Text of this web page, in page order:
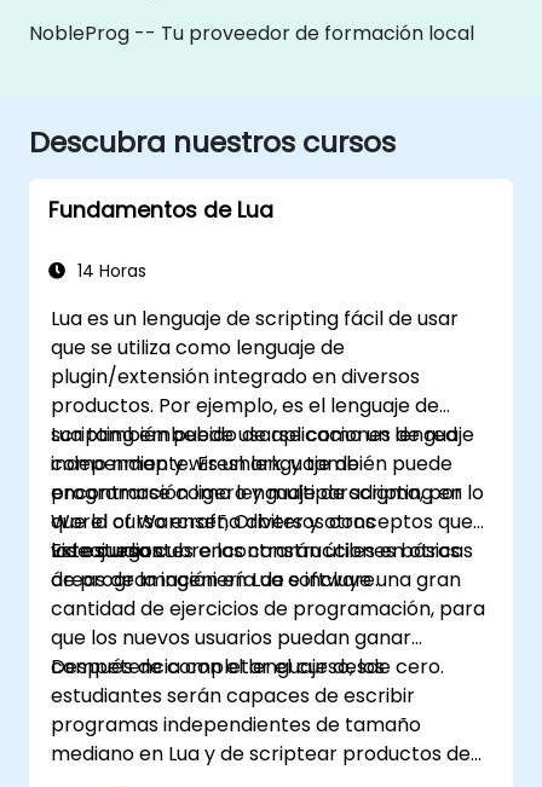
NobleProg -- Tu proveedor de formación local
Descubra nuestros cursos
Fundamentos de Lua
14 Horas
Lua es un lenguaje de scripting fácil de usar
que se utiliza como lenguaje de
plugin/extensión integrado en diversos
productos. Por ejemplo, es el lenguaje de
scripting embebido de aplicaciones de red
como nmap y wireshark, y también puede
encontrarse como lenguaje de scripting en
World of Warcraft, Orbiter y otros
videojuegos.
Lua también puede usarse como un lenguaje
independiente. Es un lenguaje de
programación ligero y multiparadigma, por lo
que el curso enseña diversos conceptos que
los estudiantes encontrarán útiles en otras
áreas de la ingeniería de software.
Este curso cubre las construcciones básicas
de programación en Lua e incluye una gran
cantidad de ejercicios de programación, para
que los nuevos usuarios puedan ganar
competencia con el lenguaje desde cero.
Después de completar el curso, los
estudiantes serán capaces de escribir
programas independientes de tamaño
mediano en Lua y de scriptear productos de